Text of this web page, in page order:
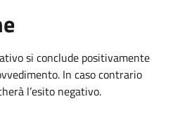
si conclude positivamente
In caso contrario
l’esito negativo.